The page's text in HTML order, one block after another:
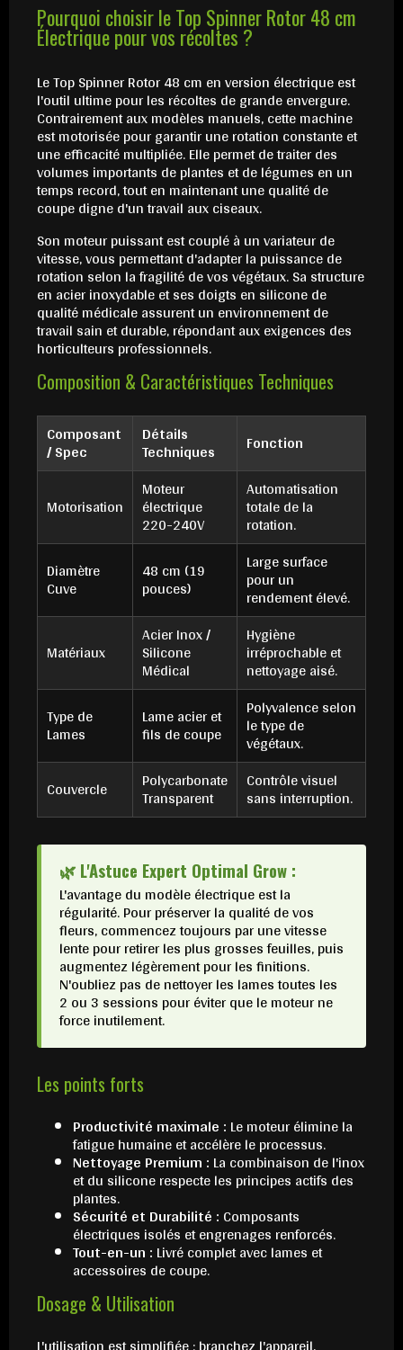
Pourquoi choisir le Top Spinner Rotor 48 cm
Électrique pour vos récoltes ?
Le Top Spinner Rotor 48 cm en version électrique est
l'outil ultime pour les récoltes de grande envergure.
Contrairement aux modèles manuels, cette machine
est motorisée pour garantir une rotation constante et
une efficacité multipliée. Elle permet de traiter des
volumes importants de plantes et de légumes en un
temps record, tout en maintenant une qualité de
coupe digne d'un travail aux ciseaux.
Son moteur puissant est couplé à un variateur de
vitesse, vous permettant d'adapter la puissance de
rotation selon la fragilité de vos végétaux. Sa structure
en acier inoxydable et ses doigts en silicone de
qualité médicale assurent un environnement de
travail sain et durable, répondant aux exigences des
horticulteurs professionnels.
Composition & Caractéristiques Techniques
Composant
/ Spec
Détails
Techniques Fonction
Motorisation
Moteur
électrique
220-240V
Automatisation
totale de la
rotation.
Diamètre
Cuve
48 cm (19
pouces)
Large surface
pour un
rendement élevé.
Matériaux
Acier Inox /
Silicone
Médical
Hygiène
irréprochable et
nettoyage aisé.
Type de
Lames
Lame acier et
fils de coupe
Polyvalence selon
le type de
végétaux.
Couvercle
Polycarbonate
Transparent
Contrôle visuel
sans interruption.
🌿 L'Astuce Expert Optimal Grow :
L'avantage du modèle électrique est la
régularité. Pour préserver la qualité de vos
fleurs, commencez toujours par une vitesse
lente pour retirer les plus grosses feuilles, puis
augmentez légèrement pour les finitions.
N'oubliez pas de nettoyer les lames toutes les
2 ou 3 sessions pour éviter que le moteur ne
force inutilement.
Les points forts
Productivité maximale : Le moteur élimine la
fatigue humaine et accélère le processus.
Nettoyage Premium : La combinaison de l'inox
et du silicone respecte les principes actifs des
plantes.
Sécurité et Durabilité : Composants
électriques isolés et engrenages renforcés.
Tout-en-un : Livré complet avec lames et
accessoires de coupe.
Dosage & Utilisation